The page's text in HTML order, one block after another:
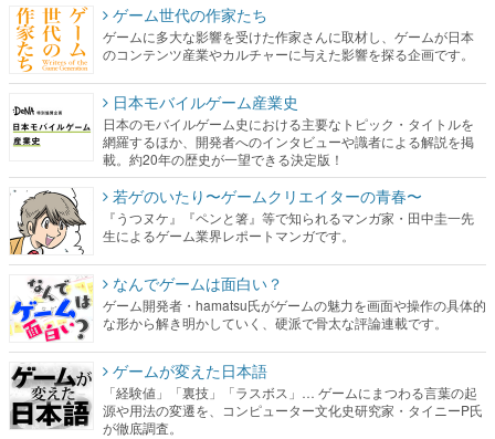
ゲーム世代の作家たち
ゲームに多大な影響を受けた作家さんに取材し、ゲームが日本
のコンテンツ産業やカルチャーに与えた影響を探る企画です。
日本モバイルゲーム産業史
日本のモバイルゲーム史における主要なトピック・タイトルを
網羅するほか、開発者へのインタビューや識者による解説を掲
載。約20年の歴史が一望できる決定版！
若ゲのいたり〜ゲームクリエイターの青春〜
『うつヌケ』『ペンと箸』等で知られるマンガ家・田中圭一先
生によるゲーム業界レポートマンガです。
なんでゲームは面白い？
ゲーム開発者・hamatsu氏がゲームの魅力を画面や操作の具体的
な形から解き明かしていく、硬派で骨太な評論連載です。
ゲームが変えた日本語
「経験値」「裏技」「ラスボス」… ゲームにまつわる言葉の起
源や用法の変遷を、コンピューター文化史研究家・タイニーP氏
が徹底調査。